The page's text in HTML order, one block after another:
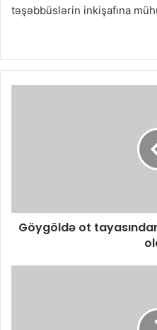
təşəbbüslərin inkişafına
Göygöldə ot